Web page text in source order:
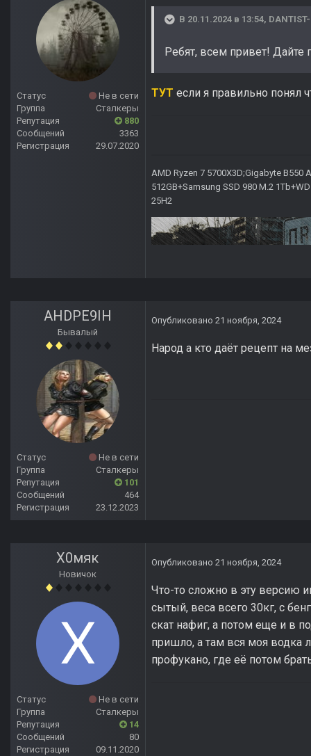
Статус
Не в сети
Группа
Сталкеры
Репутация
880
Сообщений
3363
Регистрация
29.07.2020
В 20.11.2024 в 13:54,
Ребят, всем привет!
ТУТ если я правильно понял
AMD Ryzen 7 5700X3D;Gigabyte B550
512GB+Samsung SSD 980 M.2
25H2
AHDPE9IH
Бывалый
Статус
Не в сети
Группа
Сталкеры
Репутация
101
Сообщений
464
Регистрация
23.12.2023
Опубликовано 21 ноября, 2024
Народ а кто даёт рецепт на
Х0мяк
Новичок
Статус
Не в сети
Группа
Сталкеры
Репутация
14
Сообщений
80
Регистрация
09.11.2020
Опубликовано 21 ноября, 2024
Что-то сложно в эту версию
сытый, веса всего 30кг, с
скат нафиг, а потом еще и в
пришло, а там вся моя водка
профукано, где её потом